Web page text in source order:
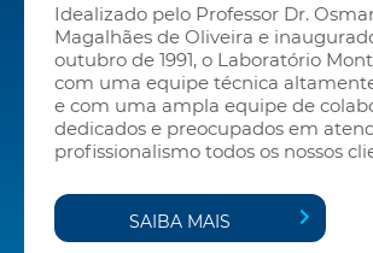
Idealizado pelo Professor Dr.
Magalhães de Oliveira e
outubro de 1991, o Laboratório
com uma equipe técnica
e com uma ampla equipe de
dedicados e preocupados em
profissionalismo todos os nossos
SAIBA MAIS